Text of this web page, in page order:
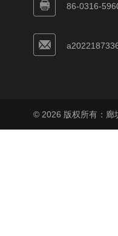
86-0316-
© 2026 版权所有：